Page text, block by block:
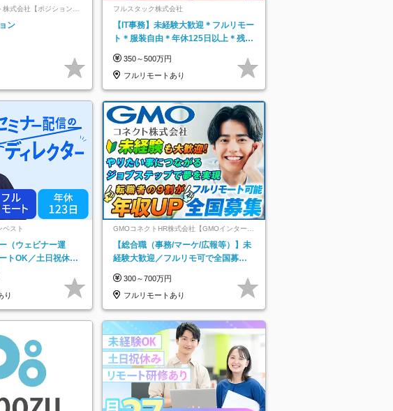
式会社【ポジションマ
ン
フルスタック株式会社
【IT事務】未経験大歓迎＊フルリモー
ト＊服装自由＊年休125日以上＊残業
350～500万円
フルリモートあり
ベスト
（ウェビナー運
トOK／土日祝休み
り
GMOコネクトHR株式会社【GMOインターネ
ットグループ】
【総合職（事務/マーケ/広報等）】未
経験大歓迎／フルリモ可で全国募
★
300～700万円
フルリモートあり